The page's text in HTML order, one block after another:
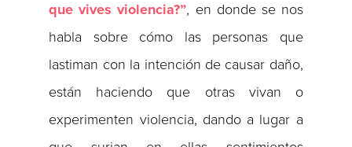
que vives violencia?”, en donde se nos
habla sobre cómo las personas que
lastiman con la intención de causar daño,
están haciendo que otras vivan o
experimenten violencia, dando a lugar a